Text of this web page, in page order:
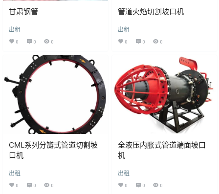
甘肃钢管
出租
0 0 0
管道火焰切割坡口机
出租
0 0 0
CML系列分瓣式管道切割坡
口机
出租
0 0 0
全液压内胀式管道端面坡口
机
出租
0 0 0